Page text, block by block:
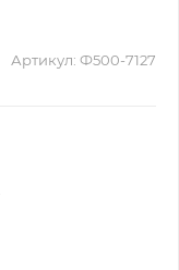
Артикул: Ф500-7127